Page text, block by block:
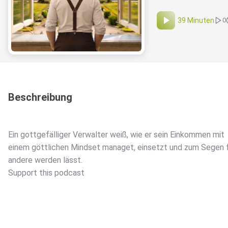
39 Minuten 0
Beschreibung
Ein gottgefälliger Verwalter weiß, wie er sein Einkommen mit
einem göttlichen Mindset managet, einsetzt und zum Segen
andere werden lässt.
Support this podcast